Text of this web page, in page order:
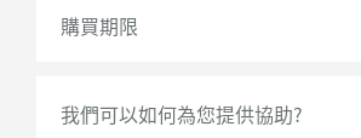
購買期限 *
我們可以如何為您提供協助?